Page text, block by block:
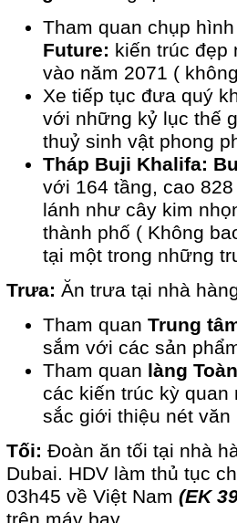
Tham quan chụp
Future: kiến trúc đẹp
vào năm 2071 (
Xe tiếp tục đưa quý
với những kỷ lục thế
thuỷ sinh vật phong
Tháp Buji Khalifa:
với 164 tầng, cao
lánh như cây kim
thành phố ( Không
tại một trong những
Trưa: Ăn trưa tại nhà
Tham quan Trung
sắm với các sản
Tham quan làng
các kiến trúc kỳ
sắc giới thiệu nét
Tối: Đoàn ăn tối tại nhà
Dubai. HDV làm thủ tục
03h45 về Việt Nam (EK